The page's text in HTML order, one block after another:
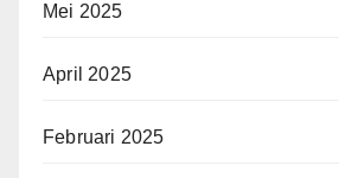
Mei 2025
April 2025
Februari 2025